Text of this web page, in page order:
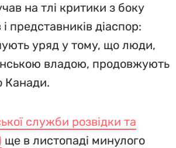
на тлі критики з боку
представників діаспор:
уряд у тому, що люди,
владою, продовжують
Канади.
служби розвідки та
ще в листопаді минулого